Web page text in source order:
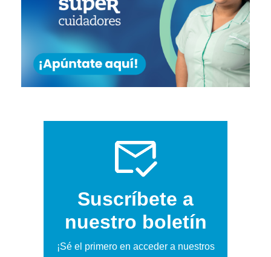
Suscríbete a
nuestro boletín
¡Sé el primero en acceder a nuestros